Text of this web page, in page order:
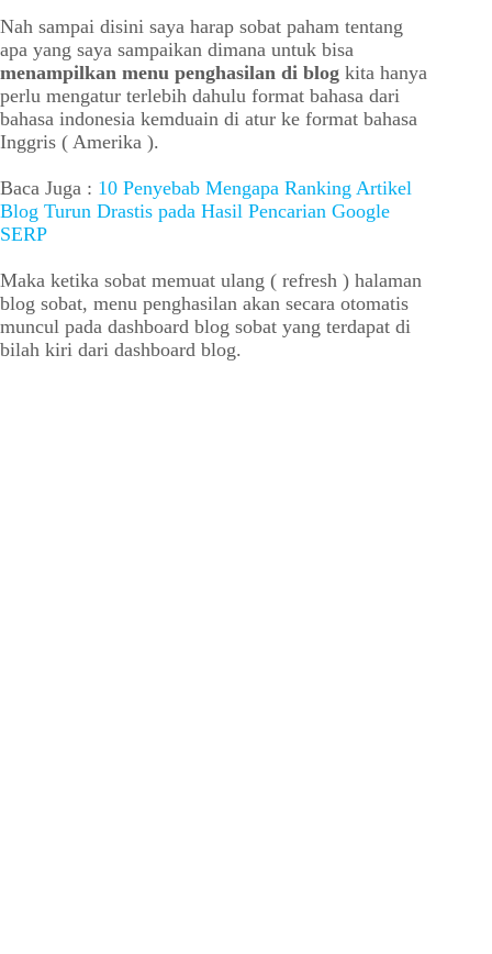
Nah sampai disini saya harap sobat paham tentang
apa yang saya sampaikan dimana untuk bisa
menampilkan menu penghasilan di blog kita hanya
perlu mengatur terlebih dahulu format bahasa dari
bahasa indonesia kemduain di atur ke format bahasa
Inggris ( Amerika ).
Baca Juga : 10 Penyebab Mengapa Ranking Artikel
Blog Turun Drastis pada Hasil Pencarian Google
SERP
Maka ketika sobat memuat ulang ( refresh ) halaman
blog sobat, menu penghasilan akan secara otomatis
muncul pada dashboard blog sobat yang terdapat di
bilah kiri dari dashboard blog.